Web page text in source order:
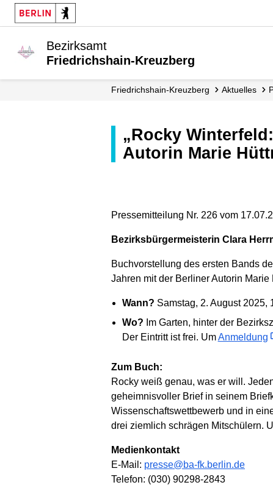
Bezirksamt
Friedrichshain-Kreuzberg
Friedrichshain-Kreuzberg Aktuelles
„Rocky Winterfeld: Ziemlich neben der Spur“ - Kinderbuchlesung mit der
Autorin Marie
Pressemitteilung Nr. 226 vom
Bezirksbürgermeisterin Clara
Buchvorstellung des ersten Bands
Jahren mit der Berliner Autorin Marie
Wann? Samstag, 2. August 2025,
Wo? Im Garten, hinter der
Der Eintritt ist frei. UmAnmeldung
Zum Buch:
Rocky weiß genau, was er will.
geheimnisvoller Brief in seinem
Wissenschaftswettbewerb und in
drei ziemlich schrägen Mitschülern.
Medienkontakt
E-Mail: presse@ba-fk.berlin.de
Telefon: (030) 90298-2843